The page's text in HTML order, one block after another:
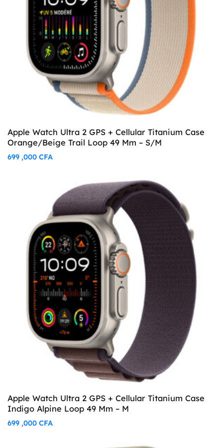
Apple Watch Ultra 2 GPS + Cellular Titanium Case
Orange/Beige Trail Loop 49 Mm – S/M
699 ,000 CFA
Apple Watch Ultra 2 GPS + Cellular Titanium Case
Indigo Alpine Loop 49 Mm – M
699 ,000 CFA